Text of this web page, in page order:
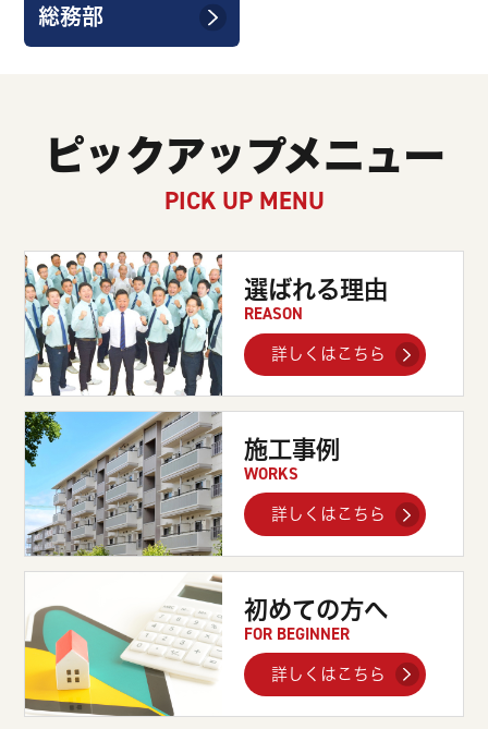
総務部
ピックアップメニュー
PICK UP MENU
選ばれる理由
REASON
詳しくはこちら
施工事例
WORKS
詳しくはこちら
初めての方へ
FOR BEGINNER
詳しくはこちら